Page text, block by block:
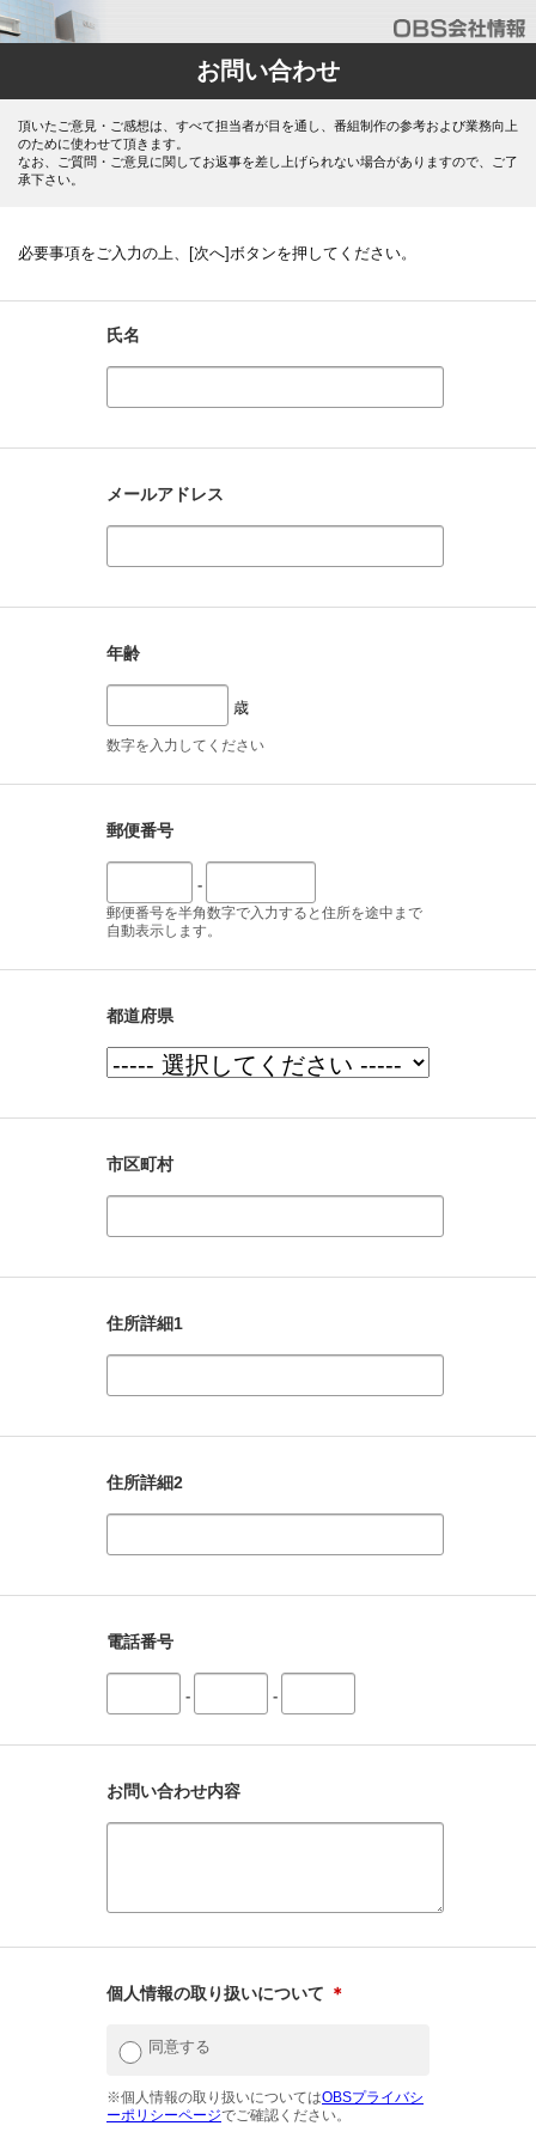
お問い合わせ
頂いたご意見・ご感想は、すべて担当者が目を通し、番組制作の参考および業務向上
のために使わせて頂きます。
なお、ご質問・ご意見に関してお返事を差し上げられない場合がありますので、ご了
承下さい。
必要事項をご入力の上、[次へ]ボタンを押してください。
氏名
メールアドレス
年齢
歳
数字を入力してください
郵便番号
-
郵便番号を半角数字で入力すると住所を途中まで
自動表示します。
都道府県
市区町村
住所詳細1
住所詳細2
電話番号
- -
お問い合わせ内容
個人情報の取り扱いについて ＊
同意する
※個人情報の取り扱いについてはOBSプライバシ
ーポリシーページでご確認ください。